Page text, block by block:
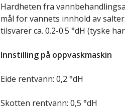
Hardheten fra
mål for vannets innhold av
tilsvarer ca. 0.2-0.5 °dH (tyske
Innstilling på oppvaskmaskin
Eide rentvann: 0,2 °dH
Skotten rentvann: 0,5 °dH